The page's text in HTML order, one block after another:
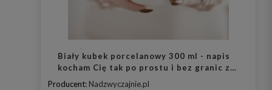
Biały kubek porcelanowy 300 ml - napis
kocham Cię tak po prostu i bez granic ze
złotym sercem dla ukochanej osoby na
Producent: Nadzwyczajnie.pl